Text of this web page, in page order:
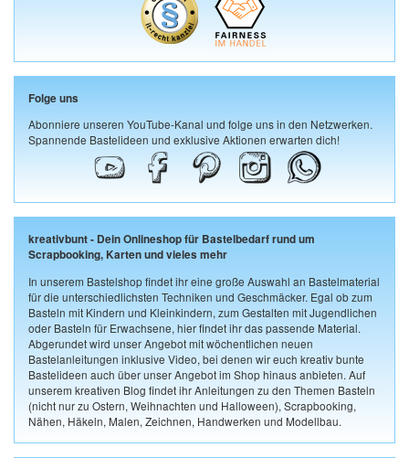
Folge uns
Abonniere unseren YouTube-Kanal und folge uns in den Netzwerken.
Spannende Bastelideen und exklusive Aktionen erwarten dich!
kreativbunt - Dein Onlineshop für Bastelbedarf rund um
Scrapbooking, Karten und vieles mehr
In unserem Bastelshop findet ihr eine große Auswahl an Bastelmaterial
für die unterschiedlichsten Techniken und Geschmäcker. Egal ob zum
Basteln mit Kindern und Kleinkindern, zum Gestalten mit Jugendlichen
oder Basteln für Erwachsene, hier findet ihr das passende Material.
Abgerundet wird unser Angebot mit wöchentlichen neuen
Bastelanleitungen inklusive Video, bei denen wir euch kreativ bunte
Bastelideen auch über unser Angebot im Shop hinaus anbieten. Auf
unserem kreativen Blog findet ihr Anleitungen zu den Themen Basteln
(nicht nur zu Ostern, Weihnachten und Halloween), Scrapbooking,
Nähen, Häkeln, Malen, Zeichnen, Handwerken und Modellbau.